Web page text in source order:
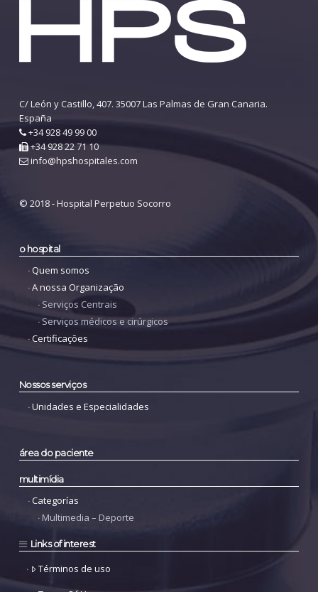
C/ León y Castillo, 407. 35007 Las Palmas de Gran Canaria.
España
+34 928 49 99 00
+34 928 22 71 10
info@hpshospitales.com
© 2018 - Hospital Perpetuo Socorro
o hospital
Quem somos
A nossa Organização
Serviços Centrais
Serviços médicos e cirúrgicos
Certificações
Nossos serviços
Unidades e Especialidades
área do paciente
multimídia
Categorías
Multimedia – Deporte
Links of interest
Términos de uso